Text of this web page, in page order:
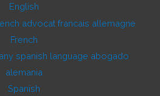
English
French
Spanish